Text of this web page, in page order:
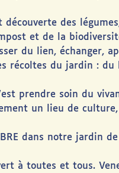
des
et de la
du lien, échanger,
récoltes du jardin :
prendre soin du
un lieu de
dans notre jardin
à toutes et tous.